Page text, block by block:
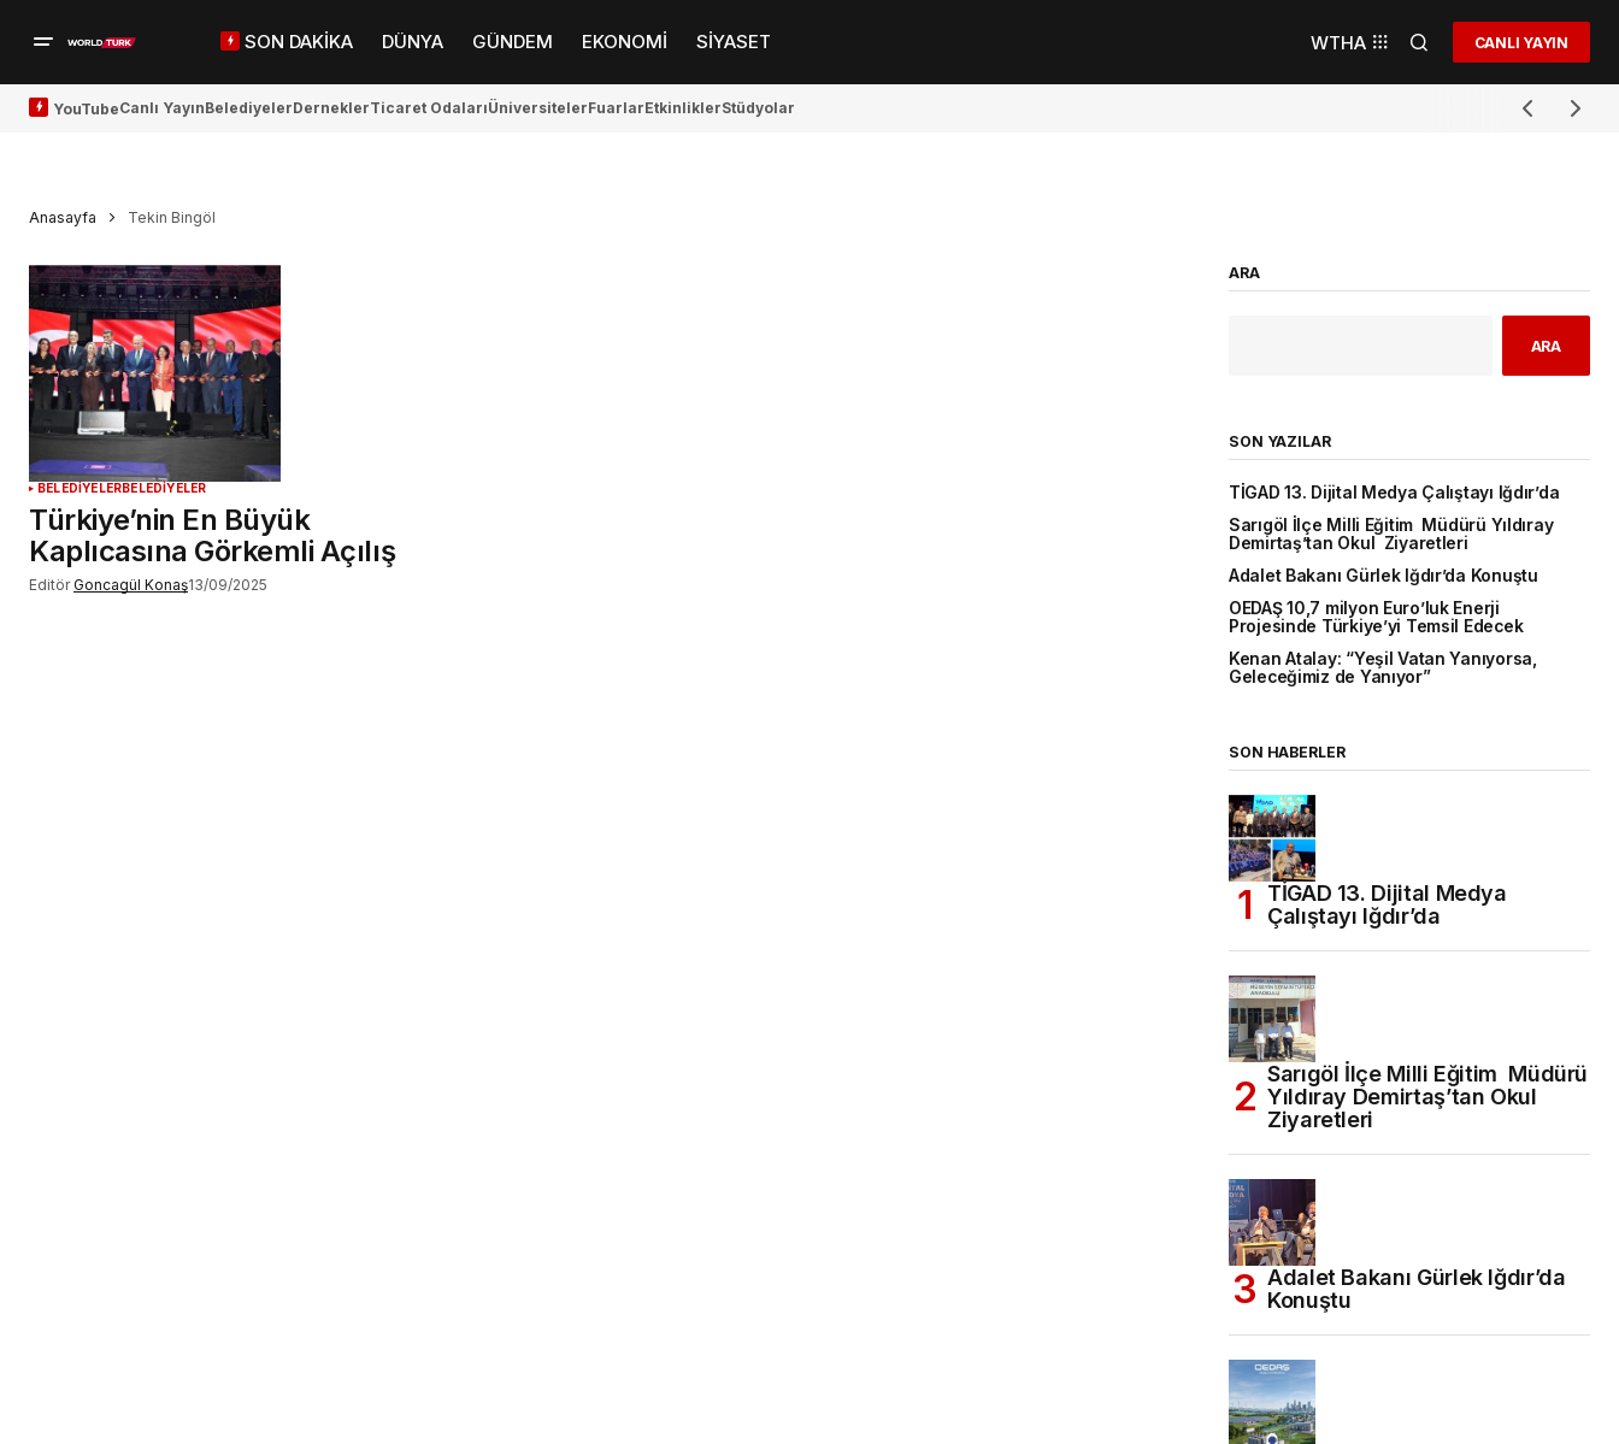
SON DAKİKA DÜNYA GÜNDEM EKONOMİ SİYASET WTHA CANLI YAYIN
YouTubeCanlı YayınBelediyelerDerneklerTicaret OdalarıÜniversitelerFuarlarEtkinliklerStüdyolar
Anasayfa Tekin Bingöl
BELEDİYELERBELEDİYELER
Türkiye’nin En Büyük
Kaplıcasına Görkemli Açılış
Editör Goncagül Konaş13/09/2025
ARA
ARA
SON YAZILAR
TİGAD 13. Dijital Medya Çalıştayı Iğdır’da
Sarıgöl İlçe Milli Eğitim Müdürü Yıldıray
Demirtaş’tan Okul Ziyaretleri
Adalet Bakanı Gürlek Iğdır’da Konuştu
OEDAŞ 10,7 milyon Euro’luk Enerji
Projesinde Türkiye’yi Temsil Edecek
Kenan Atalay: “Yeşil Vatan Yanıyorsa,
Geleceğimiz de Yanıyor”
SON HABERLER
TİGAD 13. Dijital Medya
Çalıştayı Iğdır’da
Sarıgöl İlçe Milli Eğitim Müdürü
Yıldıray Demirtaş’tan Okul
Ziyaretleri
Adalet Bakanı Gürlek Iğdır’da
Konuştu